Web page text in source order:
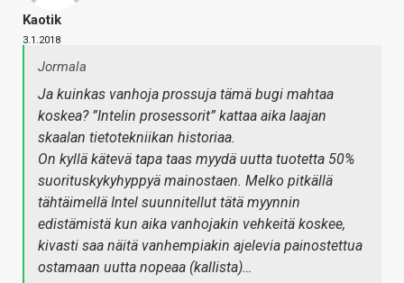
Kaotik
3.1.2018
Jormala
Ja kuinkas vanhoja prossuja tämä bugi mahtaa
koskea? ”Intelin prosessorit” kattaa aika laajan
skaalan tietotekniikan historiaa.
On kyllä kätevä tapa taas myydä uutta tuotetta 50%
suorituskykyhyppyä mainostaen. Melko pitkällä
tähtäimellä Intel suunnitellut tätä myynnin
edistämistä kun aika vanhojakin vehkeitä koskee,
kivasti saa näitä vanhempiakin ajelevia painostettua
ostamaan uutta nopeaa (kallista)…